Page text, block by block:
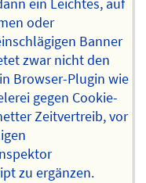
ein Leichtes, auf
oder
Banner
zwar nicht den
Browser-Plugin wie
gegen Cookie-
Zeitvertreib, vor
zu ergänzen.